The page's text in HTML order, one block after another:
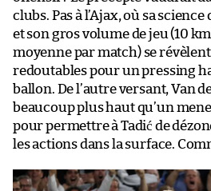
clubs. Pas à l’Ajax, où sa
et son gros volume de jeu (10
moyenne par match) se
redoutables pour un pressing
ballon. De l’autre versant, Van
beaucoup plus haut qu’un
pour permettre à Tadić de
les actions dans la surface.